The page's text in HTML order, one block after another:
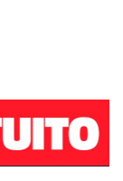
R620 PN: